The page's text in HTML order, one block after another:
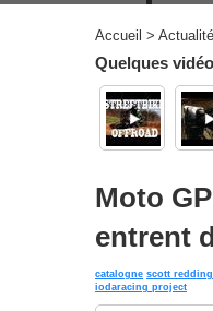
Accueil >
Quelques
Moto
entrent
catalogne scott redding
iodaracing project